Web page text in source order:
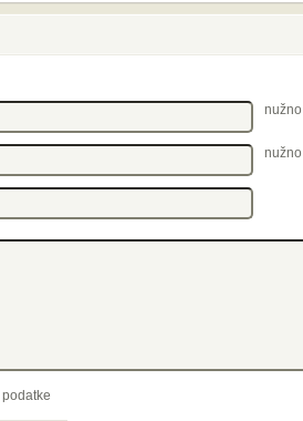
nužno
nužno